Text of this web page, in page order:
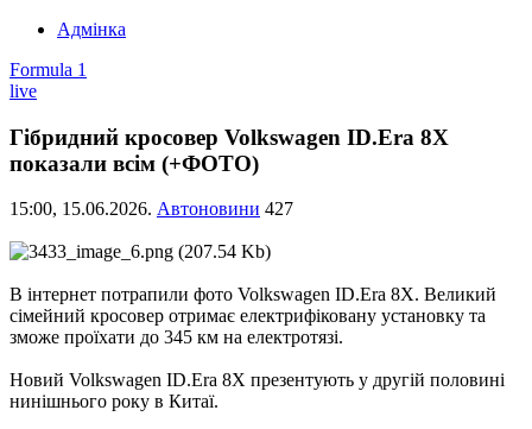
Адмінка
Formula 1
live
Гібридний кросовер Volkswagen ID.Era 8X
показали всім (+ФОТО)
15:00, 15.06.2026. Автоновини 427
В інтернет потрапили фото Volkswagen ID.Era 8X. Великий
сімейний кросовер отримає електрифіковану установку та
зможе проїхати до 345 км на електротязі.
Новий Volkswagen ID.Era 8X презентують у другій половині
нинішнього року в Китаї.